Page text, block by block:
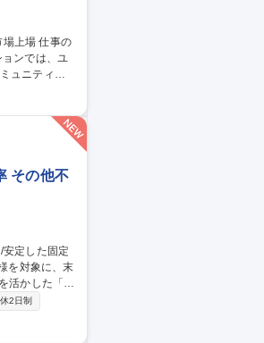
ンでは、ユ
ュニティ運
その他不
ーナー様に
調整といっ
組み合わせた
2日制